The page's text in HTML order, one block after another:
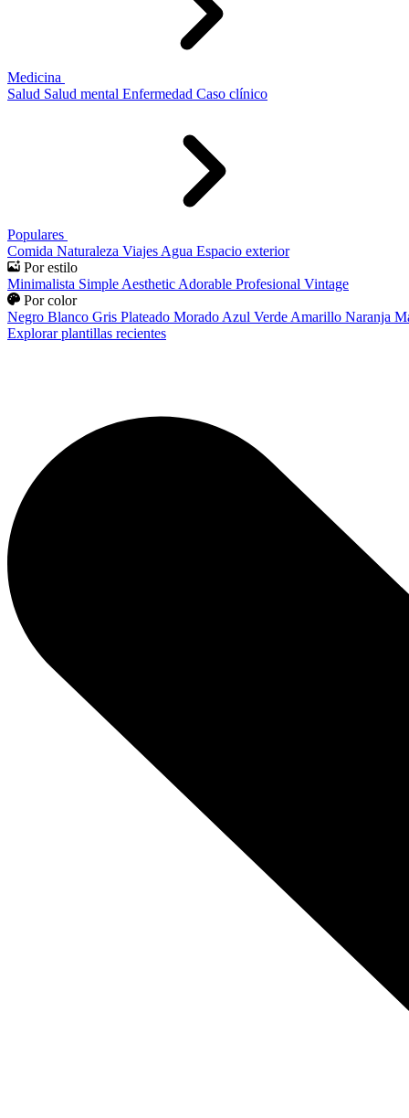
Medicina
Salud Salud mental Enfermedad Caso clínico
Populares
Comida Naturaleza Viajes Agua Espacio exterior
Por estilo
Minimalista Simple Aesthetic Adorable Profesional Vintage
Por color
Negro Blanco Gris Plateado Morado Azul Verde Amarillo Naranja
Explorar plantillas recientes